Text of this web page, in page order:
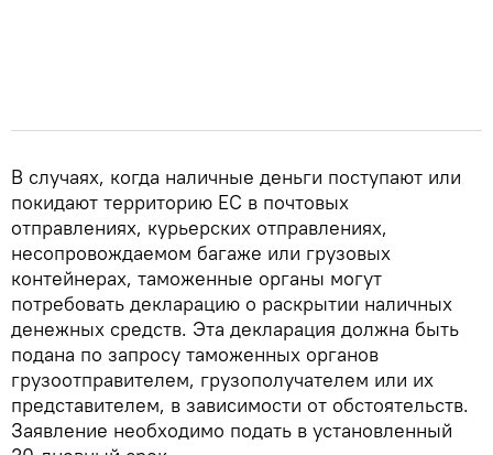
В случаях, когда наличные деньги поступают или
покидают территорию ЕС в почтовых
отправлениях, курьерских отправлениях,
несопровождаемом багаже или грузовых
контейнерах, таможенные органы могут
потребовать декларацию о раскрытии наличных
денежных средств. Эта декларация должна быть
подана по запросу таможенных органов
грузоотправителем, грузополучателем или их
представителем, в зависимости от обстоятельств.
Заявление необходимо подать в установленный